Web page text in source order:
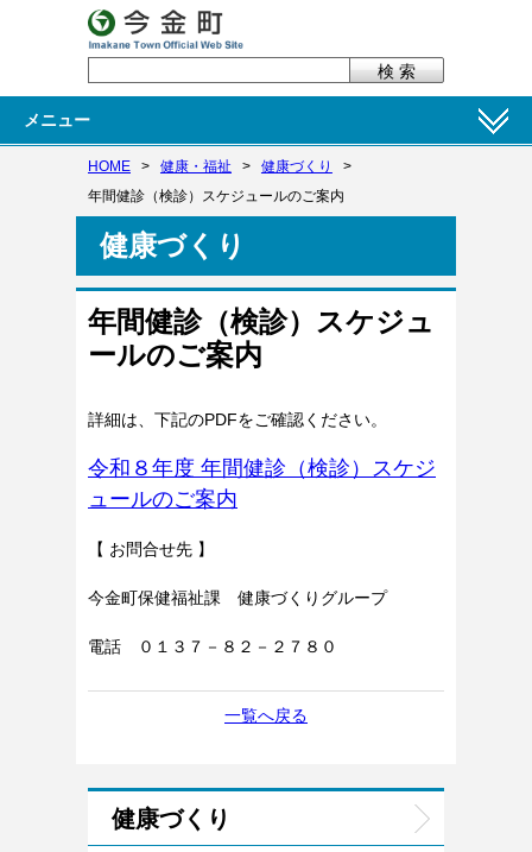
メニュー
HOME > 健康・福祉 > 健康づくり
>
年間健診（検診）スケジュールのご案内
健康づくり
年間健診（検診）スケジュ
ールのご案内
詳細は、下記のPDFをご確認ください。
令和８年度 年間健診（検診）スケジ
ュールのご案内
【 お問合せ先 】
今金町保健福祉課 健康づくりグループ
電話 ０１３７－８２－２７８０
一覧へ戻る
健康づくり